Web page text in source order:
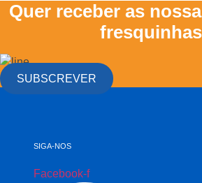
Quer receber as
SUBSCREVER
SIGA-NOS
Facebook-f